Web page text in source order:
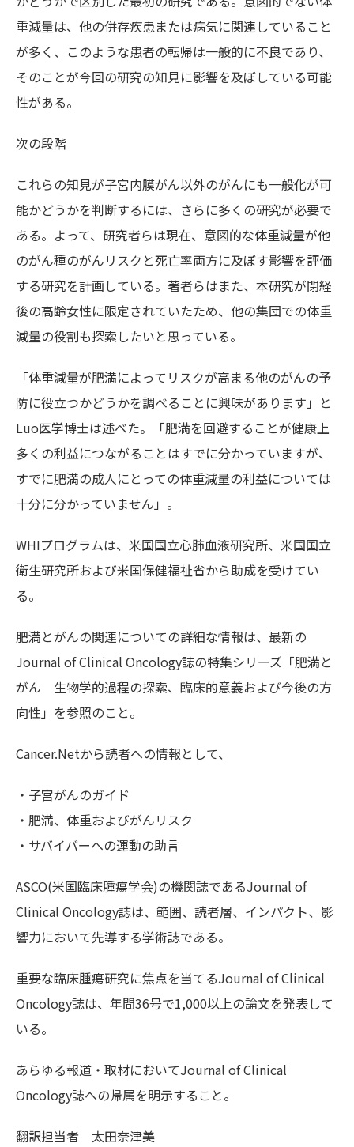
重減量は、他の併存疾患または病気に関連していること
が多く、このような患者の転帰は一般的に不良であり、
そのことが今回の研究の知見に影響を及ぼしている可能
性がある。
次の段階
これらの知見が子宮内膜がん以外のがんにも一般化が可
能かどうかを判断するには、さらに多くの研究が必要で
ある。よって、研究者らは現在、意図的な体重減量が他
のがん種のがんリスクと死亡率両方に及ぼす影響を評価
する研究を計画している。著者らはまた、本研究が閉経
後の高齢女性に限定されていたため、他の集団での体重
減量の役割も探索したいと思っている。
「体重減量が肥満によってリスクが高まる他のがんの予
防に役立つかどうかを調べることに興味があります」と
Luo医学博士は述べた。「肥満を回避することが健康上
多くの利益につながることはすでに分かっていますが、
すでに肥満の成人にとっての体重減量の利益については
十分に分かっていません」。
WHIプログラムは、米国国立心肺血液研究所、米国国立
衛生研究所および米国保健福祉省から助成を受けてい
る。
肥満とがんの関連についての詳細な情報は、最新の
Journal of Clinical Oncology誌の特集シリーズ「肥満と
がん 生物学的過程の探索、臨床的意義および今後の方
向性」を参照のこと。
Cancer.Netから読者への情報として、
・子宮がんのガイド
・肥満、体重およびがんリスク
・サバイバーへの運動の助言
ASCO(米国臨床腫瘍学会)の機関誌であるJournal of
Clinical Oncology誌は、範囲、読者層、インパクト、影
響力において先導する学術誌である。
重要な臨床腫瘍研究に焦点を当てるJournal of Clinical
Oncology誌は、年間36号で1,000以上の論文を発表して
いる。
あらゆる報道・取材においてJournal of Clinical
Oncology誌への帰属を明示すること。
翻訳担当者 太田奈津美